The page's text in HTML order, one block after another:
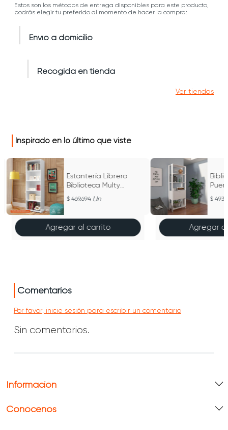
Estos son los métodos de entrega disponibles para este producto,
podrás elegir tu preferido al momento de hacer la compra:
Envío a domicilio
Recogida en tienda
Ver tiendas
Inspirado en lo último que viste
Estantería Librero
Biblioteca Multy
Bertolini Blanco
469.694 Un
Agregar al carrito Agregar
Comentarios
Por favor, inicie sesión para escribir un comentario
Sin comentarios.
Información
Conócenos